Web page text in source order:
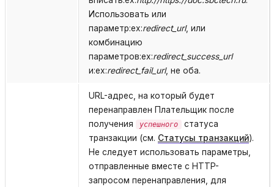
Использовать или
параметр:ex:redirect_url, или
комбинацию
параметров:ex:redirect_success_url
и:ex:redirect_fail_url, не оба.
URL-адрес, на который будет
перенаправлен Плательщик после
получения
успешного
статуса
транзакции (см. Статусы транзакций).
Не следует использовать параметры,
отправленные вместе с HTTP-
запросом перенаправления, для